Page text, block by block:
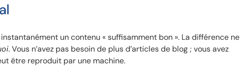
un contenu « suffisamment bon ». La différence ne
. Vous n’avez pas besoin de plus d’articles de blog ; vous avez
être reproduit par une machine.